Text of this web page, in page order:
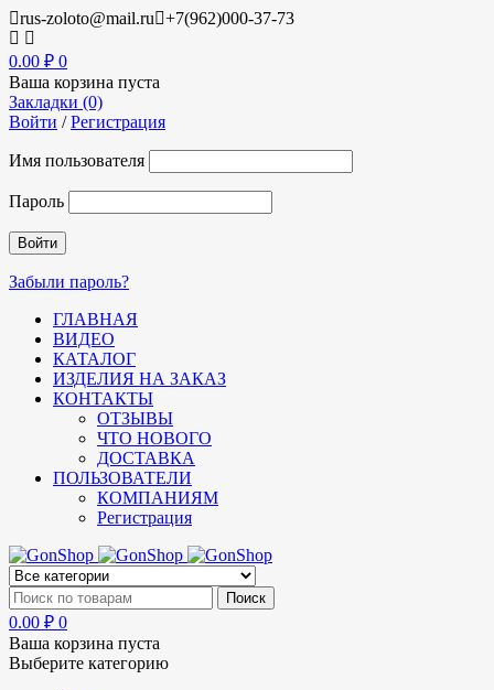
rus-zoloto@mail.ru +7(962)000-37-73
0.00 ₽ 0
Ваша корзина пуста
Закладки (0)
Войти /Регистрация
Имя пользователя
Пароль
Забыли пароль?
ГЛАВНАЯ
ВИДЕО
КАТАЛОГ
ИЗДЕЛИЯ НА ЗАКАЗ
КОНТАКТЫ
ОТЗЫВЫ
ЧТО НОВОГО
ДОСТАВКА
ПОЛЬЗОВАТЕЛИ
КОМПАНИЯМ
Регистрация
0.00 ₽ 0
Ваша корзина пуста
Выберите категорию